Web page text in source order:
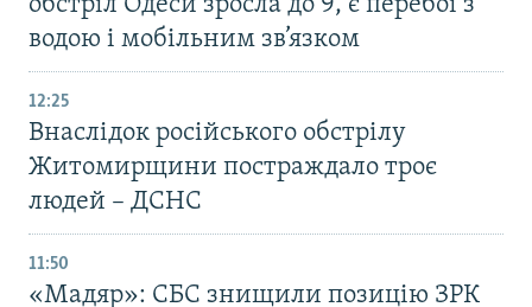
водою і мобільним зв’язком
12:25
Внаслідок російського обстрілу
Житомирщини постраждало троє
людей – ДСНС
11:50
«Мадяр»: СБС знищили позицію ЗРК